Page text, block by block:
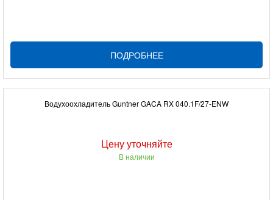
ПОДРОБНЕЕ
Водухоохладитель Guntner GACA RX 040.1F/27-ENW
Цену уточняйте
В наличии